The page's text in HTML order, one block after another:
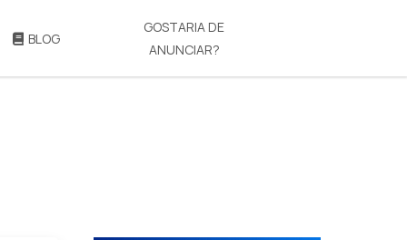
BLOG
GOSTARIA DE
ANUNCIAR?